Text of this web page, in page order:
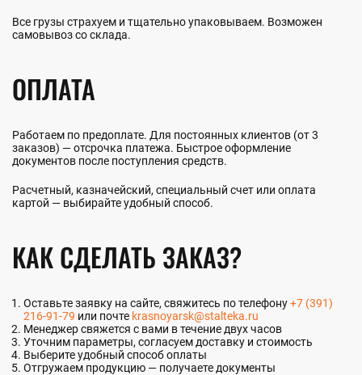
Все грузы страхуем и тщательно упаковываем. Возможен
самовывоз со склада.
ОПЛАТА
Работаем по предоплате. Для постоянных клиентов (от 3
заказов) — отсрочка платежа. Быстрое оформление
документов после поступления средств.
Расчетный, казначейский, специальный счет или оплата
картой — выбирайте удобный способ.
КАК СДЕЛАТЬ ЗАКАЗ?
Оставьте заявку на сайте, свяжитесь по телефону+7 (391)
216-91-79 или почте krasnoyarsk@stalteka.ru
Менеджер свяжется с вами в течение двух часов
Уточним параметры, согласуем доставку и стоимость
Выберите удобный способ оплаты
Отгружаем продукцию — получаете документы